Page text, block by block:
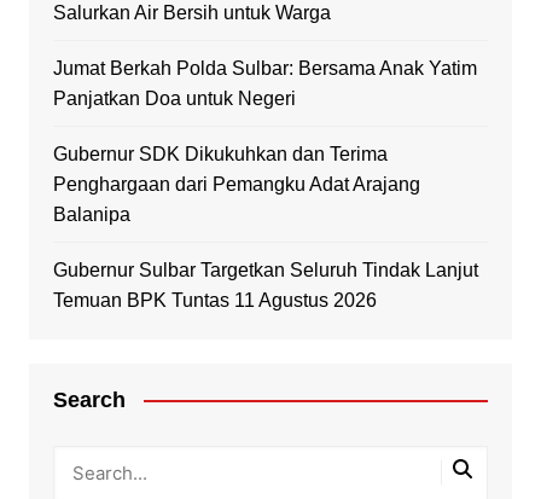
Salurkan Air Bersih untuk Warga
Jumat Berkah Polda Sulbar: Bersama Anak Yatim
Panjatkan Doa untuk Negeri
Gubernur SDK Dikukuhkan dan Terima
Penghargaan dari Pemangku Adat Arajang
Balanipa
Gubernur Sulbar Targetkan Seluruh Tindak Lanjut
Temuan BPK Tuntas 11 Agustus 2026
Search